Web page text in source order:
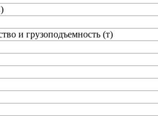
и грузоподъемность (т)